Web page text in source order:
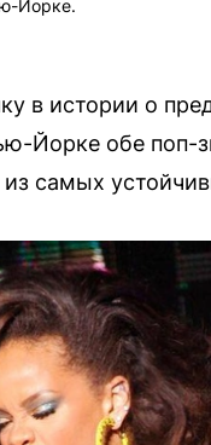
Йорке.
в истории о
Йорке обе поп-
самых